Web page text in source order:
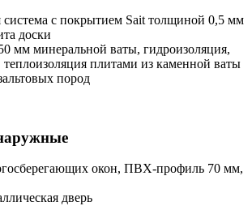
система с покрытием Sait толщиной 0,5 мм
доски
мм минеральной ваты, гидроизоляция,
теплоизоляция плитами из каменной ваты
пород
окон, ПВХ-профиль 70 мм,
дверь